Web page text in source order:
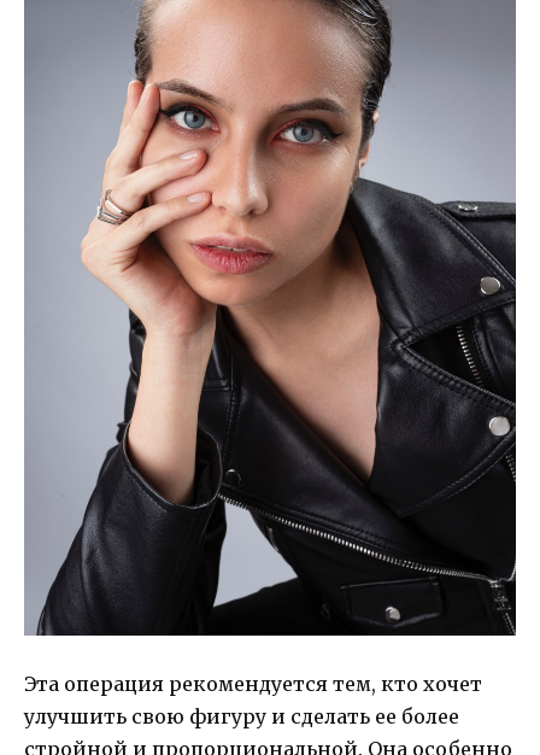
Эта операция рекомендуется тем, кто хочет
улучшить свою фигуру и сделать ее более
стройной и пропорциональной. Она особенно